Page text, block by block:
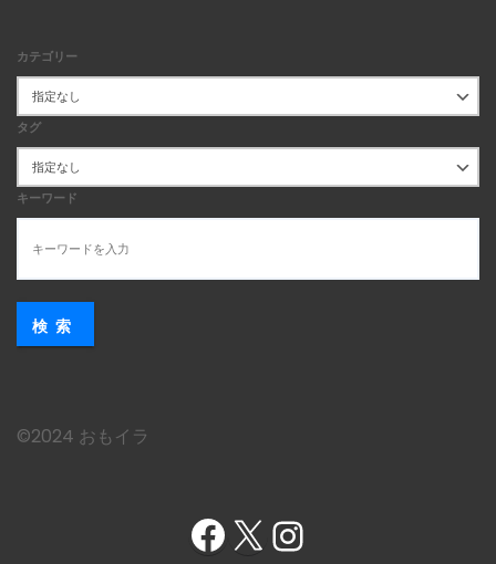
カテゴリー
タグ
キーワード
検索
©︎2024 おもイラ
Facebook X Instagram